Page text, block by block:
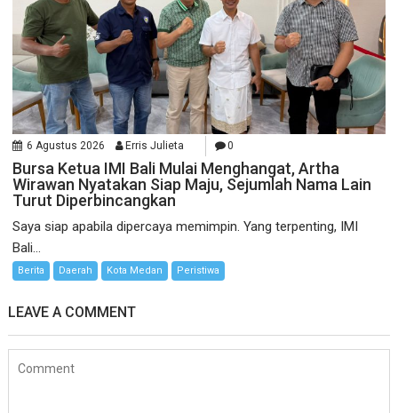
6 Agustus 2026 Erris Julieta 0
Bursa Ketua IMI Bali Mulai Menghangat, Artha
Wirawan Nyatakan Siap Maju, Sejumlah Nama Lain
Turut Diperbincangkan
Saya siap apabila dipercaya memimpin. Yang terpenting, IMI
Bali...
Berita Daerah Kota Medan Peristiwa
LEAVE A COMMENT